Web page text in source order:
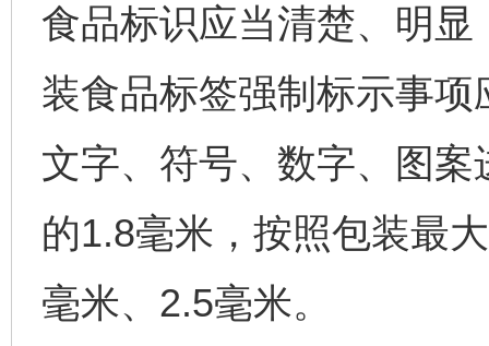
食品标识应当清楚、明
装食品标签强制标示事
文字、符号、数字、图
的1.8毫米，按照包装最
毫米、2.5毫米。